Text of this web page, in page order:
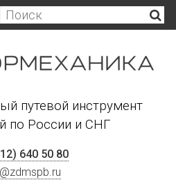
путевой инструмент
по России и СНГ
640 50 80